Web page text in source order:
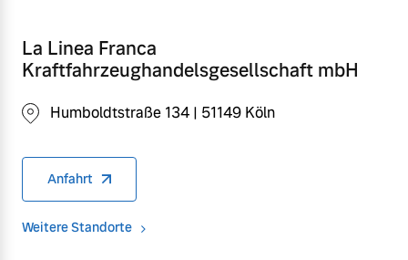
La Linea Franca
Kraftfahrzeughandelsgesellschaft mbH
Humboldtstraße 134 | 51149 Köln
Anfahrt
Weitere Standorte